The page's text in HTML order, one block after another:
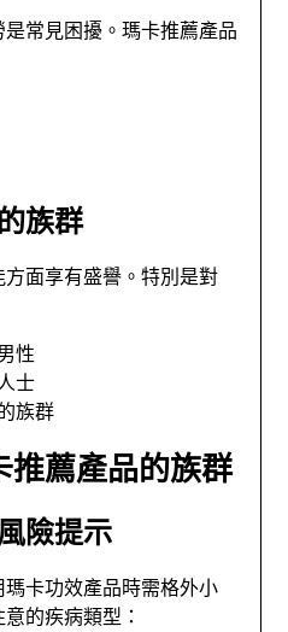
常見困擾。瑪卡推薦產品
族群
面享有盛譽。特別是對
性
士
族群
推薦產品的族群
險提示
卡功效產品時需格外小
的疾病類型：